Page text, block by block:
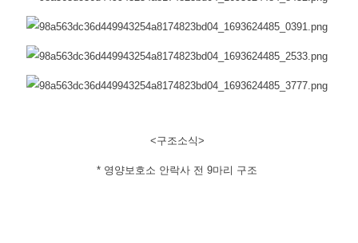
<구조소식>
​* 영양보호소 안락사 전 9마리 구조